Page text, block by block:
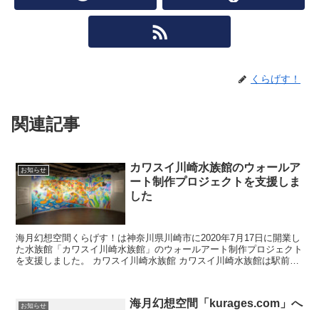
くらげす！
関連記事
お知らせ
カワスイ川崎水族館のウォールア
ート制作プロジェクトを支援しま
した
海月幻想空間くらげす！は神奈川県川崎市に2020年7月17日に開業し
た水族館「カワスイ川崎水族館」のウォールアート制作プロジェクト
を支援しました。 カワスイ川崎水族館 カワスイ川崎水族館は駅前商
お知らせ
海月幻想空間「kurages.com」へ